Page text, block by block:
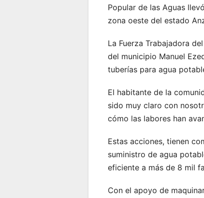
Popular de las Aguas
zona oeste del estado
La Fuerza Trabajadora
del municipio Manuel
tuberías para agua
El habitante de la
sido muy claro con
cómo las labores han
Estas acciones, tienen
suministro de agua
eficiente a más de 8 mil
Con el apoyo de